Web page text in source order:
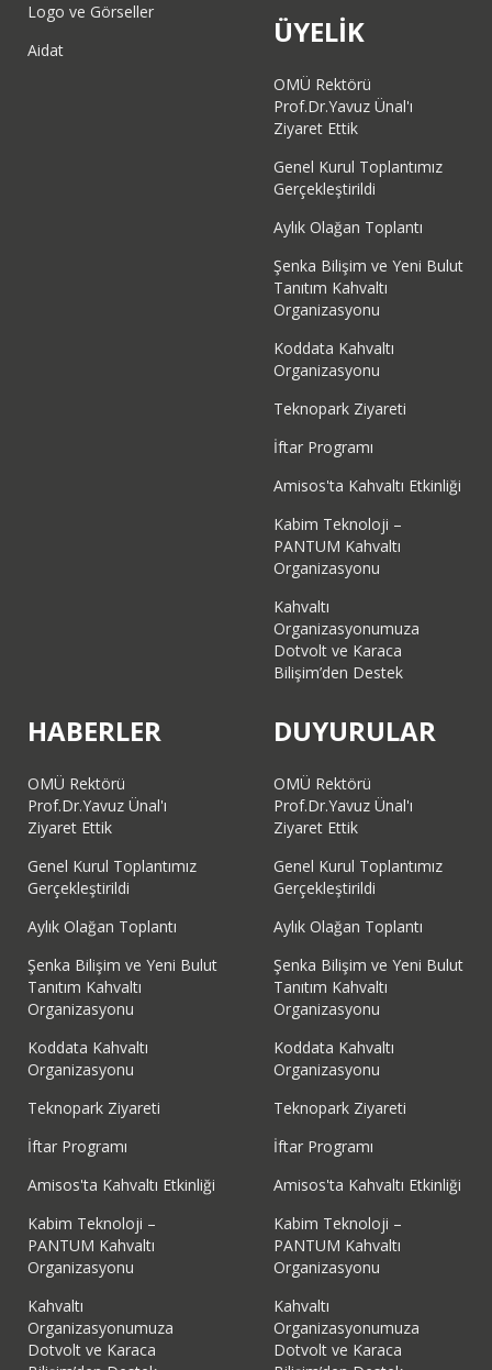
Logo ve Görseller
Aidat
ÜYELİK
OMÜ Rektörü
Prof.Dr.Yavuz Ünal'ı
Ziyaret Ettik
Genel Kurul Toplantımız
Gerçekleştirildi
Aylık Olağan Toplantı
Şenka Bilişim ve Yeni Bulut
Tanıtım Kahvaltı
Organizasyonu
Koddata Kahvaltı
Organizasyonu
Teknopark Ziyareti
İftar Programı
Amisos'ta Kahvaltı Etkinliği
Kabim Teknoloji –
PANTUM Kahvaltı
Organizasyonu
Kahvaltı
Organizasyonumuza
Dotvolt ve Karaca
Bilişim’den Destek
HABERLER
OMÜ Rektörü
Prof.Dr.Yavuz Ünal'ı
Ziyaret Ettik
Genel Kurul Toplantımız
Gerçekleştirildi
Aylık Olağan Toplantı
Şenka Bilişim ve Yeni Bulut
Tanıtım Kahvaltı
Organizasyonu
Koddata Kahvaltı
Organizasyonu
Teknopark Ziyareti
İftar Programı
Amisos'ta Kahvaltı Etkinliği
Kabim Teknoloji –
PANTUM Kahvaltı
Organizasyonu
Kahvaltı
Organizasyonumuza
Dotvolt ve Karaca
DUYURULAR
OMÜ Rektörü
Prof.Dr.Yavuz Ünal'ı
Ziyaret Ettik
Genel Kurul Toplantımız
Gerçekleştirildi
Aylık Olağan Toplantı
Şenka Bilişim ve Yeni Bulut
Tanıtım Kahvaltı
Organizasyonu
Koddata Kahvaltı
Organizasyonu
Teknopark Ziyareti
İftar Programı
Amisos'ta Kahvaltı Etkinliği
Kabim Teknoloji –
PANTUM Kahvaltı
Organizasyonu
Kahvaltı
Organizasyonumuza
Dotvolt ve Karaca